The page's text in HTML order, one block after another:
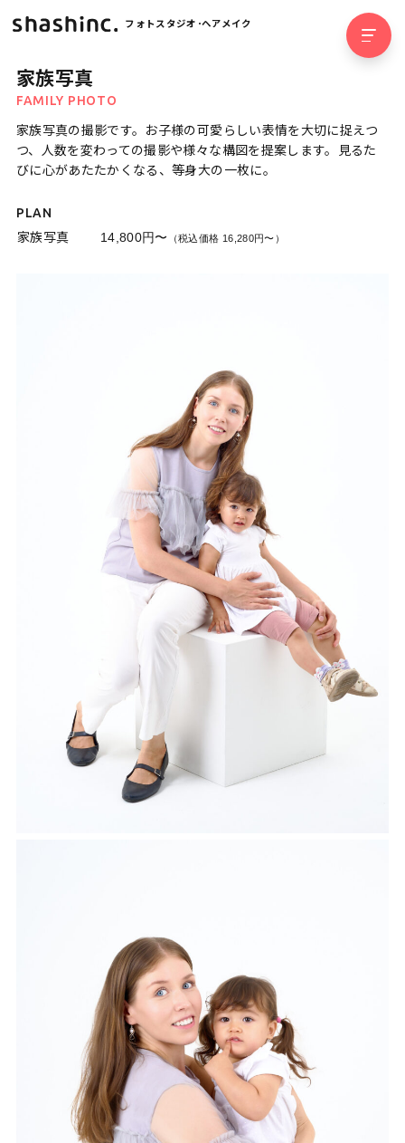
フォトスタジオ･ヘアメイク
家族写真
FAMILY PHOTO
家族写真の撮影です。お子様の可愛らしい表情を大切に捉えつ
つ、人数を変わっての撮影や様々な構図を提案します。見るた
びに心があたたかくなる、等身大の一枚に。
PLAN
家族写真
14,800円〜 （税込価格 16,280円〜）